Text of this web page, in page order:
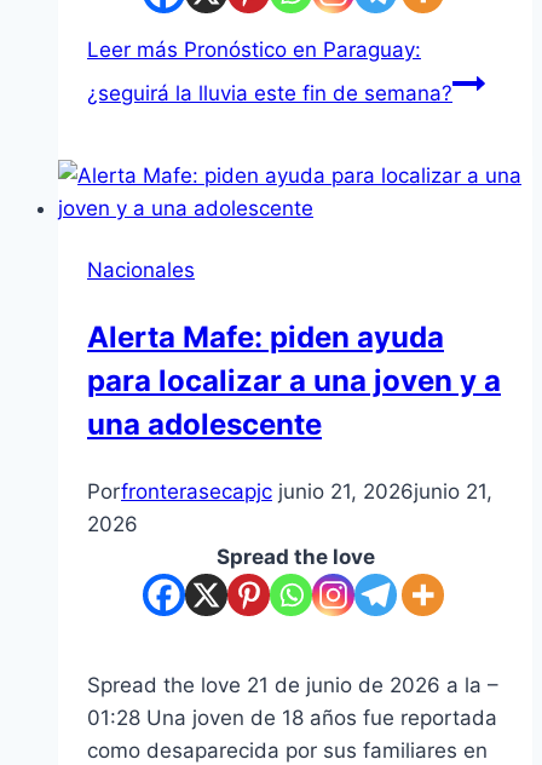
Leer más Pronóstico en Paraguay:
¿seguirá la lluvia este fin de semana?
Nacionales
Alerta Mafe: piden ayuda
para localizar a una joven y a
una adolescente
Porfronterasecapjc junio 21, 2026junio 21,
2026
Spread the love
Spread the love 21 de junio de 2026 a la –
01:28 Una joven de 18 años fue reportada
como desaparecida por sus familiares en